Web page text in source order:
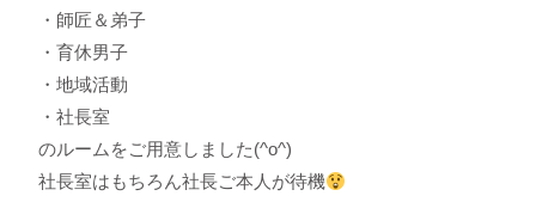
・師匠＆弟子
・育休男子
・地域活動
・社長室
のルームをご用意しました(^o^)
社長室はもちろん社長ご本人が待機